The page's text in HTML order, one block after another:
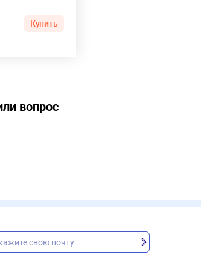
Купить
вопрос